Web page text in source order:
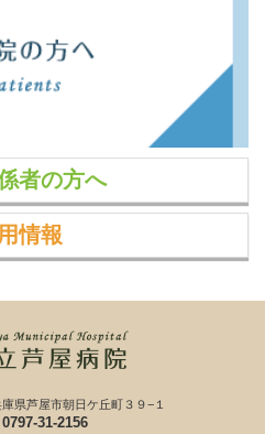
者の方へ
情報
県芦屋市朝日ケ丘町３９−１
0797-31-2156